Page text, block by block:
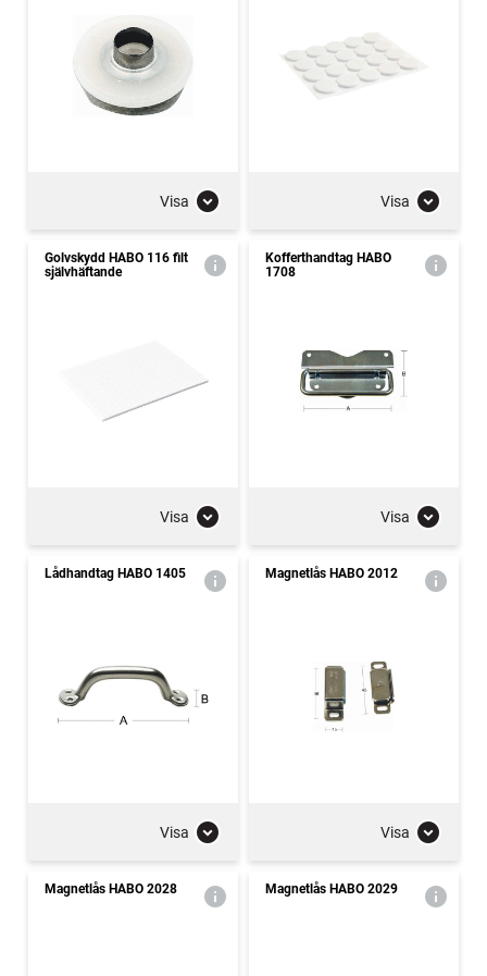
Visa Visa
Golvskydd HABO 116 filt
självhäftande
Visa
Kofferthandtag HABO
1708
Visa
Lådhandtag HABO 1405
Visa
Magnetlås HABO 2012
Visa
Magnetlås HABO 2028 Magnetlås HABO 2029